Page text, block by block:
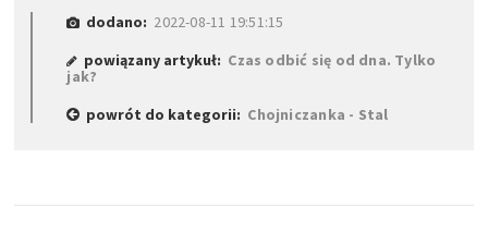
dodano: 2022-08-11 19:51:15
powiązany artykuł: Czas odbić się od dna. Tylko
jak?
powrót do kategorii: Chojniczanka - Stal